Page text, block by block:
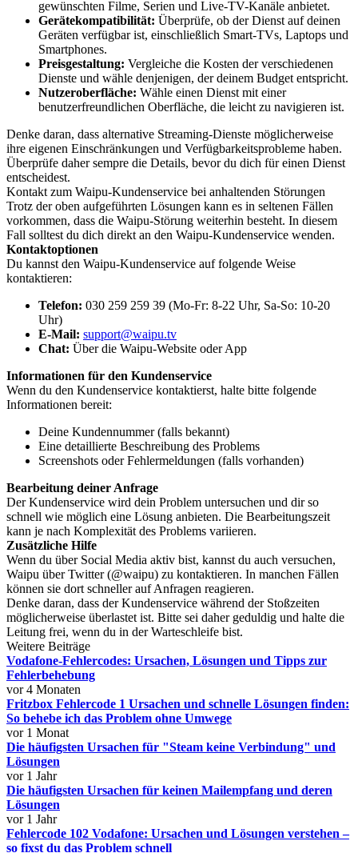
gewünschten Filme, Serien und Live-TV-Kanäle anbietet.
Gerätekompatibilität: Überprüfe, ob der Dienst auf deinen
Geräten verfügbar ist, einschließlich Smart-TVs, Laptops und
Smartphones.
Preisgestaltung: Vergleiche die Kosten der verschiedenen
Dienste und wähle denjenigen, der deinem Budget entspricht.
Nutzeroberfläche: Wähle einen Dienst mit einer
benutzerfreundlichen Oberfläche, die leicht zu navigieren ist.
Denke daran, dass alternative Streaming-Dienste möglicherweise
ihre eigenen Einschränkungen und Verfügbarkeitsprobleme haben.
Überprüfe daher sempre die Details, bevor du dich für einen Dienst
entscheidest.
Kontakt zum Waipu-Kundenservice bei anhaltenden Störungen
Trotz der oben aufgeführten Lösungen kann es in seltenen Fällen
vorkommen, dass die Waipu-Störung weiterhin besteht. In diesem
Fall solltest du dich direkt an den Waipu-Kundenservice wenden.
Kontaktoptionen
Du kannst den Waipu-Kundenservice auf folgende Weise
kontaktieren:
Telefon: 030 259 259 39 (Mo-Fr: 8-22 Uhr, Sa-So: 10-20
Uhr)
E-Mail: support@waipu.tv
Chat: Über die Waipu-Website oder App
Informationen für den Kundenservice
Wenn du den Kundenservice kontaktierst, halte bitte folgende
Informationen bereit:
Deine Kundennummer (falls bekannt)
Eine detaillierte Beschreibung des Problems
Screenshots oder Fehlermeldungen (falls vorhanden)
Bearbeitung deiner Anfrage
Der Kundenservice wird dein Problem untersuchen und dir so
schnell wie möglich eine Lösung anbieten. Die Bearbeitungszeit
kann je nach Komplexität des Problems variieren.
Zusätzliche Hilfe
Wenn du über Social Media aktiv bist, kannst du auch versuchen,
Waipu über Twitter (@waipu) zu kontaktieren. In manchen Fällen
können sie dort schneller auf Anfragen reagieren.
Denke daran, dass der Kundenservice während der Stoßzeiten
möglicherweise überlastet ist. Bitte sei daher geduldig und halte die
Leitung frei, wenn du in der Warteschleife bist.
Weitere Beiträge
Vodafone-Fehlercodes: Ursachen, Lösungen und Tipps zur
Fehlerbehebung
vor 4 Monaten
Fritzbox Fehlercode 1 Ursachen und schnelle Lösungen finden:
So behebe ich das Problem ohne Umwege
vor 1 Monat
Die häufigsten Ursachen für "Steam keine Verbindung" und
Lösungen
vor 1 Jahr
Die häufigsten Ursachen für keinen Mailempfang und deren
Lösungen
vor 1 Jahr
Fehlercode 102 Vodafone: Ursachen und Lösungen verstehen –
so fixst du das Problem schnell